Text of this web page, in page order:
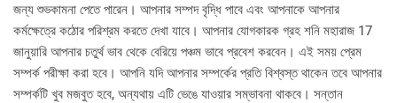
জন্য শুভকামনা পেতে পারেন। আপনার সম্পদ বৃদ্ধি পাবে এবং আপনাকে আপনার
কর্মক্ষেত্রে কঠোর পরিশ্রম করতে দেখা যাবে। আপনার যোগকারক গ্রহ শনি মহারাজ 17
জানুয়ারি আপনার চতুর্থ ভাব থেকে বেরিয়ে পঞ্চম ভাবে প্রবেশ করবেন। এই সময় প্রেম
সম্পর্ক পরীক্ষা করা হবে। আপনি যদি আপনার সম্পর্কের প্রতি বিশ্বস্ত থাকেন তবে আপনার
সম্পর্কটি খুব মজবুত হবে, অন্যথায় এটি ভেঙে যাওয়ার সম্ভাবনা থাকবে। সন্তান